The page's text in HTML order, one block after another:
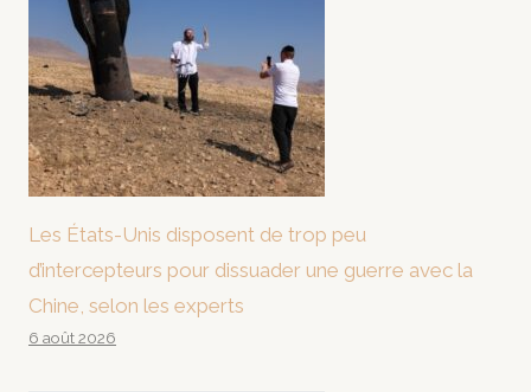
Les États-Unis disposent de trop peu
d’intercepteurs pour dissuader une guerre avec la
Chine, selon les experts
6 août 2026